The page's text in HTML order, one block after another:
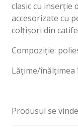
clasic cu inserție
accesorizate cu
colțișori din
Compoziție:
Lățime/înălțimea
Produsul se